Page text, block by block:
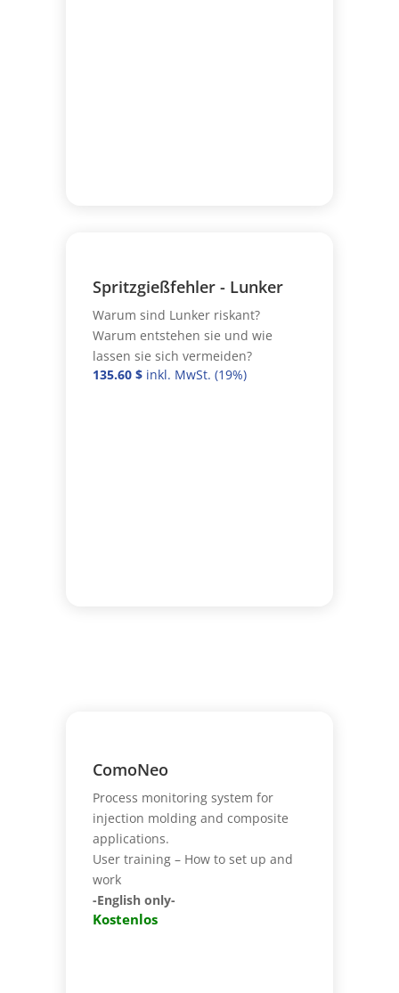
Spritzgießfehler - Lunker
Warum sind Lunker riskant?
Warum entstehen sie und wie
lassen sie sich vermeiden?
135.60 $
ComoNeo
Process monitoring system for
injection molding and composite
applications.
User training – How to set up and
work
-English only-
Kostenlos